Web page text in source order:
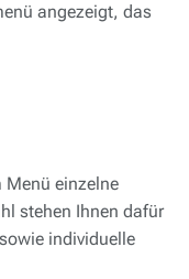
angezeigt, das
Menü einzelne
stehen Ihnen dafür
individuelle